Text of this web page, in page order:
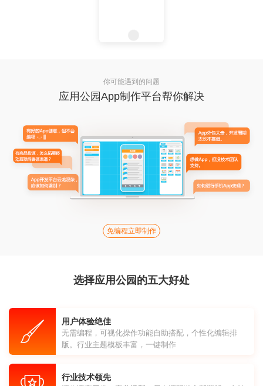
你可能遇到的问题
应用公园App制作平台帮你解决
免编程立即制作
选择应用公园的五大好处
用户体验绝佳
无需编程，可视化操作功能自助搭配，个性化编辑排
版。行业主题模板丰富，一键制作
行业技术领先